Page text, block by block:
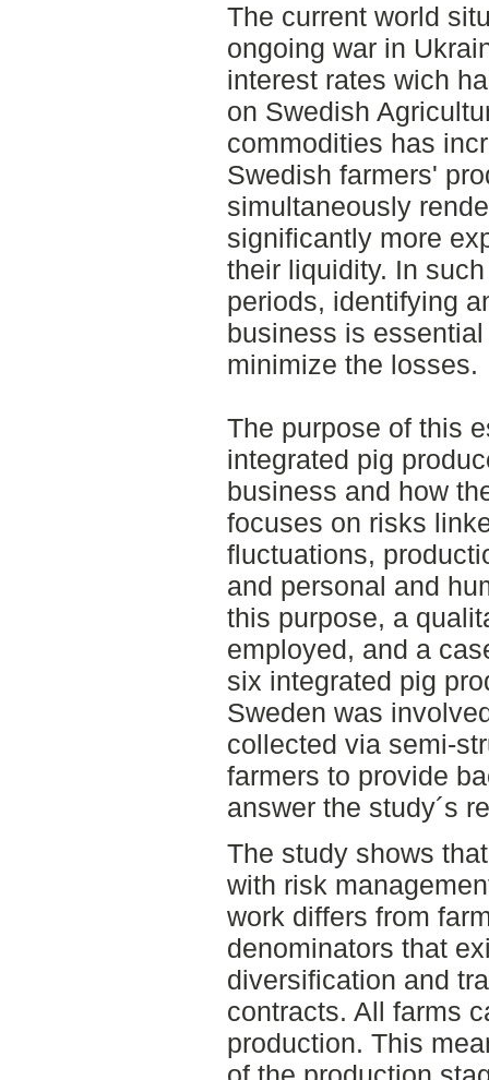
The current world
ongoing war in
interest rates wich
on Swedish
commodities has
Swedish farmers'
simultaneously
significantly more
their liquidity. In
periods, identifying
business is
minimize the losses.
The purpose of this
integrated pig
business and how
focuses on risks
fluctuations,
and personal and
this purpose, a
employed, and a
six integrated pig
Sweden was
collected via semi-
farmers to provide
answer the study´s
The study shows
with risk
work differs from
denominators that
diversification and
contracts. All farms
production. This